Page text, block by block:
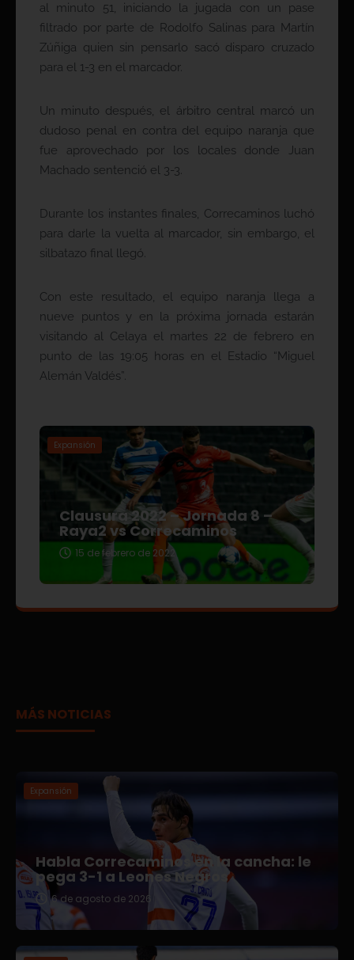
al minuto 51, iniciando la jugada con un pase
filtrado por parte de Rodolfo Salinas para Martín
Zúñiga quien sin pensarlo sacó disparo cruzado
para el 1-3 en el marcador.
Un minuto después, el árbitro central marcó un
dudoso penal en contra del equipo naranja que
fue aprovechado por los locales donde Juan
Machado sentenció el 3-3.
Durante los instantes finales, Correcaminos luchó
para darle la vuelta al marcador, sin embargo, el
silbatazo final llegó.
Con este resultado, el equipo naranja llega a
nueve puntos y en la próxima jornada estarán
visitando al Celaya el martes 22 de febrero en
punto de las 19:05 horas en el Estadio “Miguel
Alemán Valdés”.
Expansión
Clausura 2022 – Jornada 8 –
Raya2 vs Correcaminos
15 de febrero de 2022
MÁS NOTICIAS
Expansión
Habla Correcaminos en la cancha: le
pega 3-1 a Leones Negros
6 de agosto de 2026